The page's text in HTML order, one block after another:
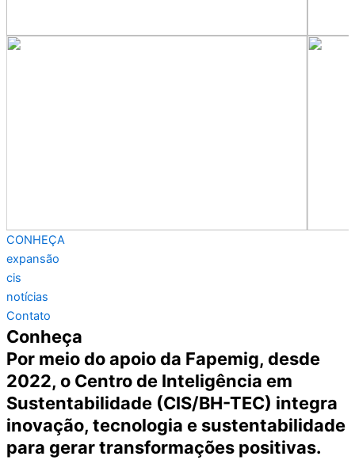
CONHEÇA
expansão
cis
notícias
Contato
Conheça
Por meio do apoio da Fapemig, desde
2022, o Centro de Inteligência em
Sustentabilidade (CIS/BH-TEC) integra
inovação, tecnologia e sustentabilidade
para gerar transformações positivas.